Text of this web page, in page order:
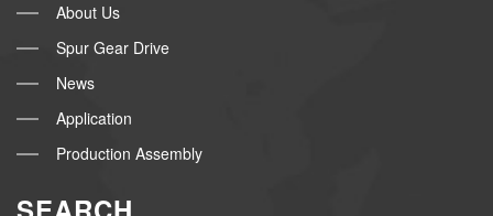
About Us
Spur Gear Drive
News
Application
Production Assembly